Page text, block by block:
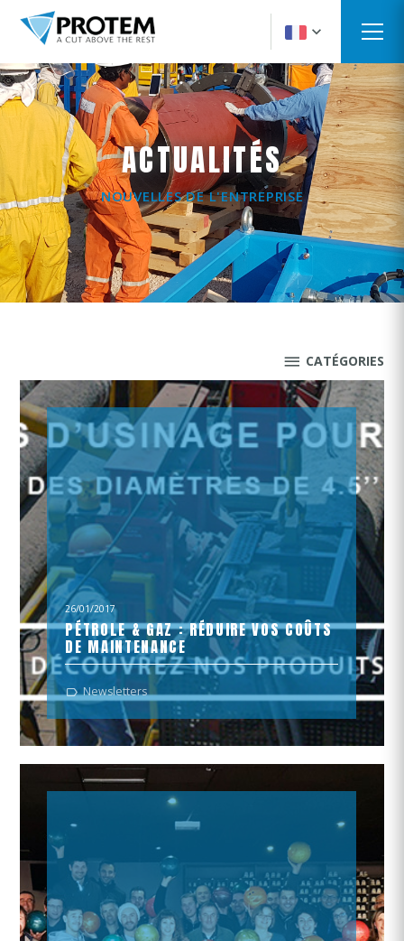
ACTUALITÉS
NOUVELLES DE L'ENTREPRISE
CATÉGORIES
26/01/2017
PÉTROLE & GAZ : RÉDUIRE VOS COÛTS
DE MAINTENANCE
Machines d'usinage pour pipelines poue des diamétres
de 4.5" à 72"
Newsletters